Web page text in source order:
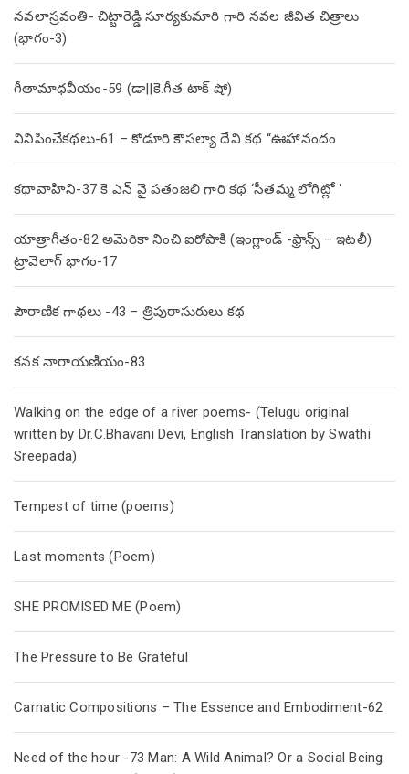
నవలాస్రవంతి- చిట్టారెడ్డి సూర్యకుమారి గారి నవల జీవిత చిత్రాలు
(భాగం-3)
గీతామాధవీయం-59 (డా||కె.గీత టాక్ షో)
వినిపించేకథలు-61 – కోడూరి కౌసల్యా దేవి కథ “ఊహానందం
కథావాహిని-37 కె ఎన్ వై పతంజలి గారి కథ ‘సీతమ్మ లోగిట్లో ‘
యాత్రాగీతం-82 అమెరికా నించి ఐరోపాకి (ఇంగ్లాండ్ -ఫ్రాన్స్ – ఇటలీ)
ట్రావెలాగ్ భాగం-17
పౌరాణిక గాథలు -43 – త్రిపురాసురులు కథ
కనక నారాయణీయం-83
Walking on the edge of a river poems- (Telugu original
written by Dr.C.Bhavani Devi, English Translation by Swathi
Sreepada)
Tempest of time (poems)
Last moments (Poem)
SHE PROMISED ME (Poem)
The Pressure to Be Grateful
Carnatic Compositions – The Essence and Embodiment-62
Need of the hour -73 Man: A Wild Animal? Or a Social Being